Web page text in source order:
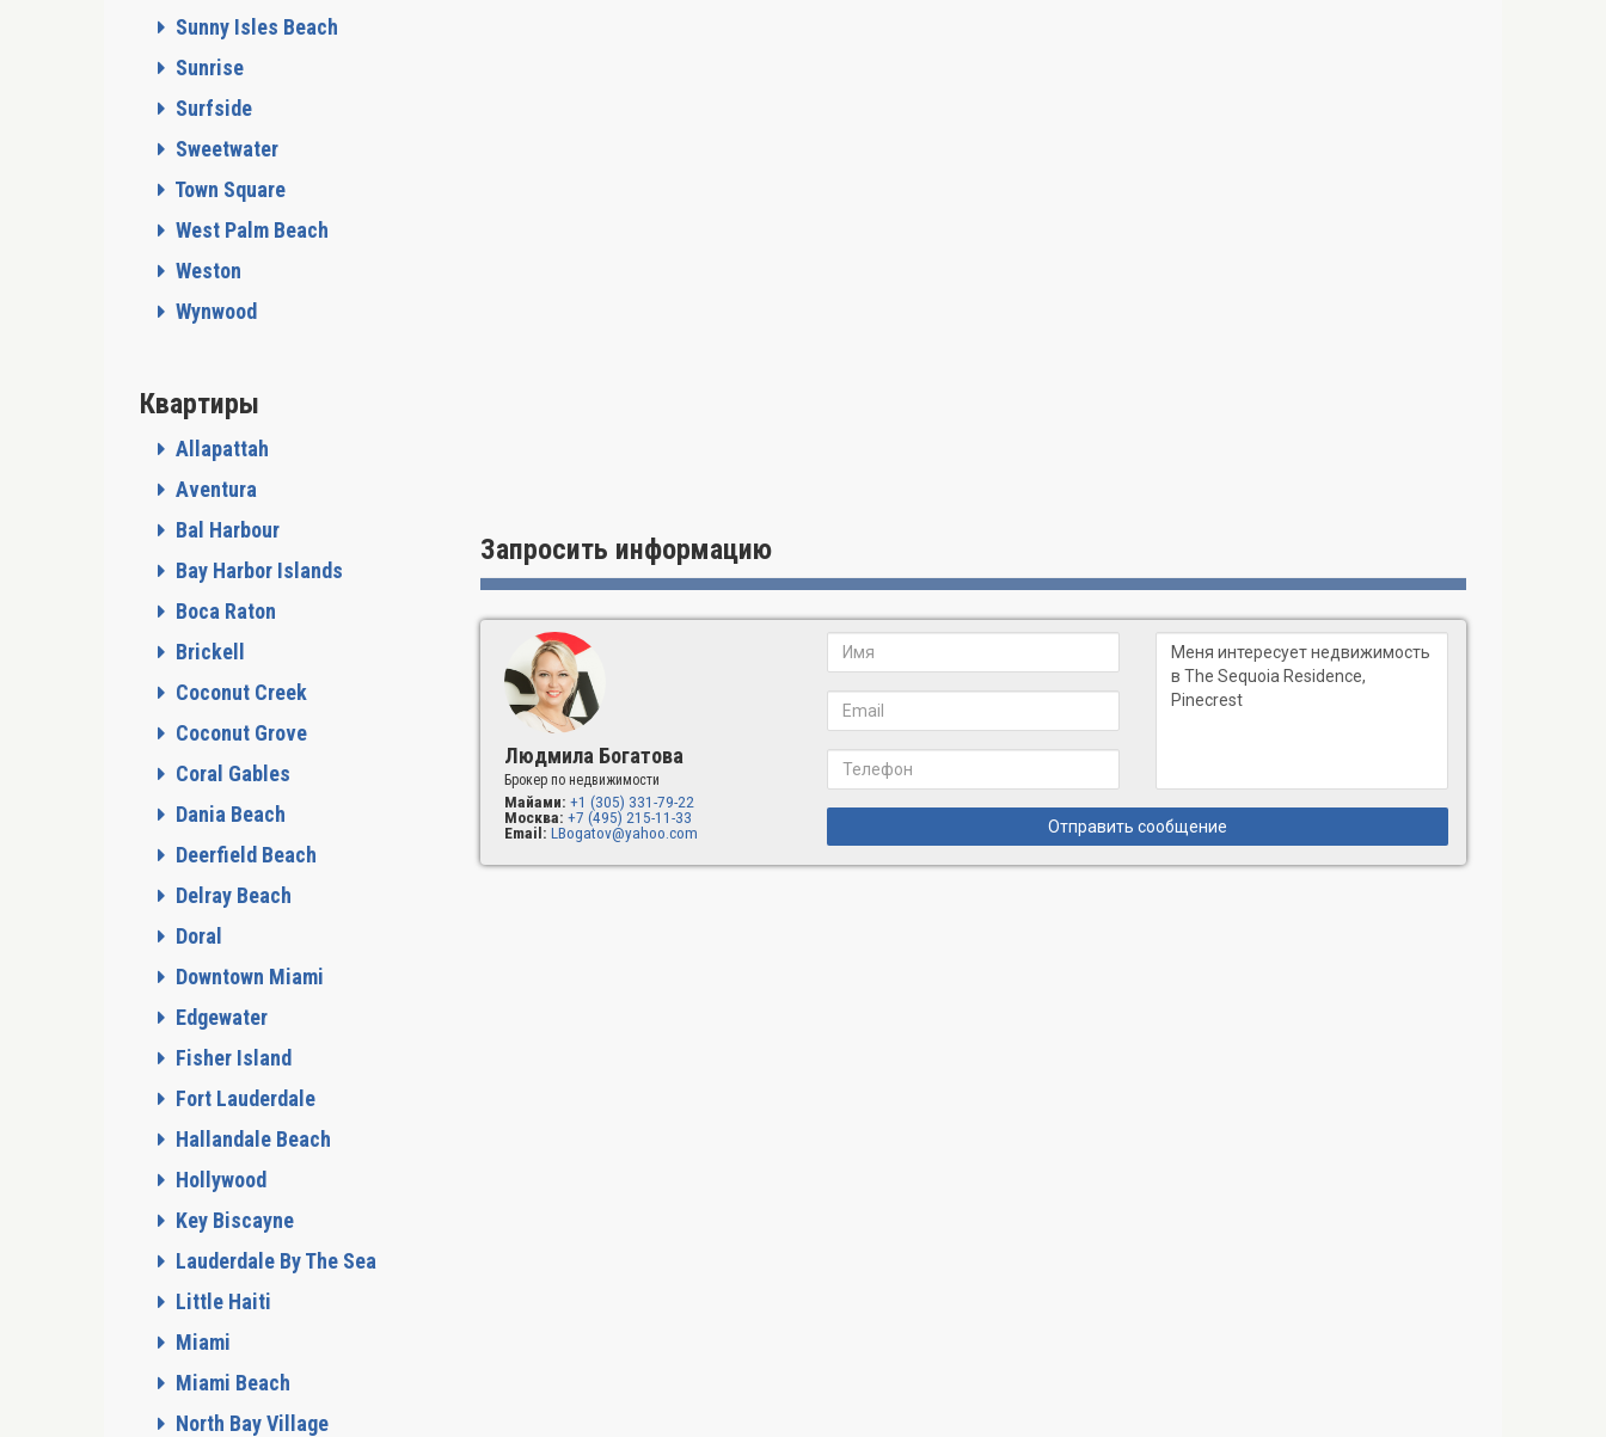
Запросить информацию
Людмила Богатова
Брокер по недвижимости
Майами: +1 (305) 331-79-22
Москва: +7 (495) 215-11-33
Email: LBogatov@yahoo.com Отправить сообщение
Sunny Isles Beach
Sunrise
Surfside
Sweetwater
Town Square
West Palm Beach
Weston
Wynwood
Квартиры
Allapattah
Aventura
Bal Harbour
Bay Harbor Islands
Boca Raton
Brickell
Coconut Creek
Coconut Grove
Coral Gables
Dania Beach
Deerfield Beach
Delray Beach
Doral
Downtown Miami
Edgewater
Fisher Island
Fort Lauderdale
Hallandale Beach
Hollywood
Key Biscayne
Lauderdale By The Sea
Little Haiti
Miami
Miami Beach
North Bay Village